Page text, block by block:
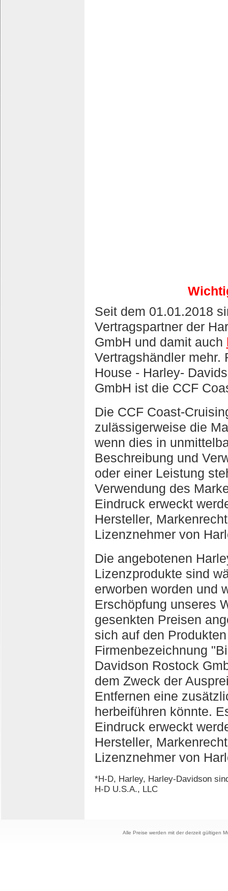
Seit dem 01.01.2018
Vertragspartner der
GmbH und damit auch
Vertragshändler mehr.
House - Harley-
GmbH ist die CCF
Die CCF Coast-
zulässigerweise die
wenn dies in
Beschreibung und
oder einer Leistung
Verwendung des
Eindruck erweckt
Hersteller,
Lizenznehmer von
Die angebotenen
Lizenzprodukte sind
erworben worden und
Erschöpfung unseres
gesenkten Preisen
sich auf den
Firmenbezeichnung
Davidson Rostock
dem Zweck der
Entfernen eine
herbeiführen könnte.
Eindruck erweckt
Hersteller,
Lizenznehmer von
*H-D, Harley, Harley-Davidson
H-D U.S.A., LLC
Alle Preise werden mit der derzeit gültigen